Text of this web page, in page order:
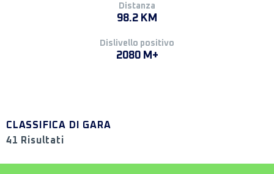
Distanza
98.2 KM
Dislivello positivo
2080 M+
CLASSIFICA DI GARA
41 Risultati